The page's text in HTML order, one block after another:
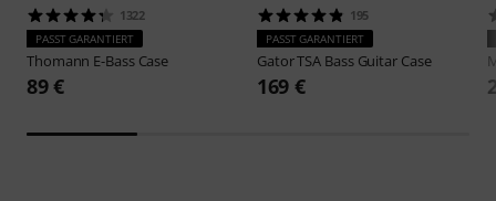
1322
PASST GARANTIERT
Thomann E-Bass Case
89 €
195
PASST GARANTIERT
GatorTSA Bass Guitar Case
169 €